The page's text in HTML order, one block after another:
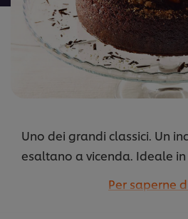
Uno dei grandi classici. Un
esaltano a vicenda. Ideale
cena o per una serata
Per saperne